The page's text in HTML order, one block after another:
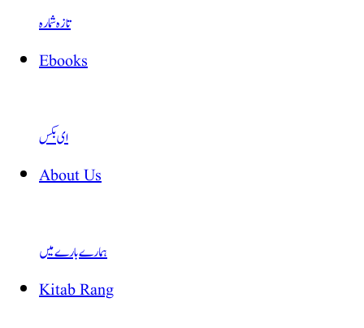
تازہ شمارہ
Ebooks
ای بکس
About Us
ہمارے بارے میں
Kitab Rang